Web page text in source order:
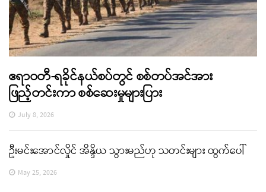
ဧရာဝတီ-ရခိုင်နယ်စပ်တွင် စစ်တပ်အင်အား
ဖြည့်တင်းကာ စစ်ဆေးမှုများပြား
July 8, 2026
ဦးမင်းအောင်လှိုင် အိန္ဒိယ သွားမည်ဟု သတင်းများ ထွက်ပေါ်
May 25, 2026